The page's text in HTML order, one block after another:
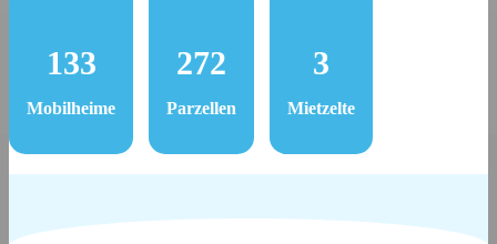
133
Mobilheime
272
Parzellen
3
Mietzelte